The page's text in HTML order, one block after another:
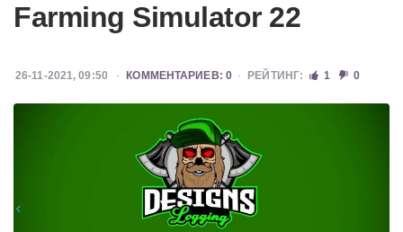
Farming Simulator 22
26-11-2021, 09:50 КОММЕНТАРИЕВ: 0 РЕЙТИНГ: 1 0